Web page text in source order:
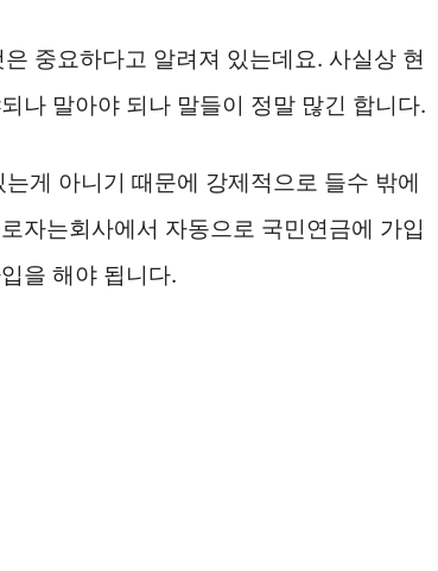
중요하다고 알려져 있는데요. 사실상 현
나 말아야 되나 말들이 정말 많긴 합니다.
게 아니기 때문에 강제적으로 들수 밖에
자는회사에서 자동으로 국민연금에 가입
을 해야 됩니다.